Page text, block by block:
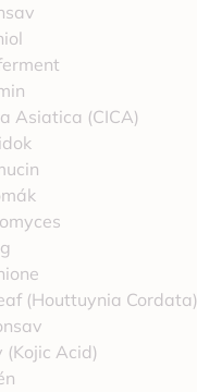
Asiatica (CICA)
(Houttuynia Cordata)
(Kojic Acid)